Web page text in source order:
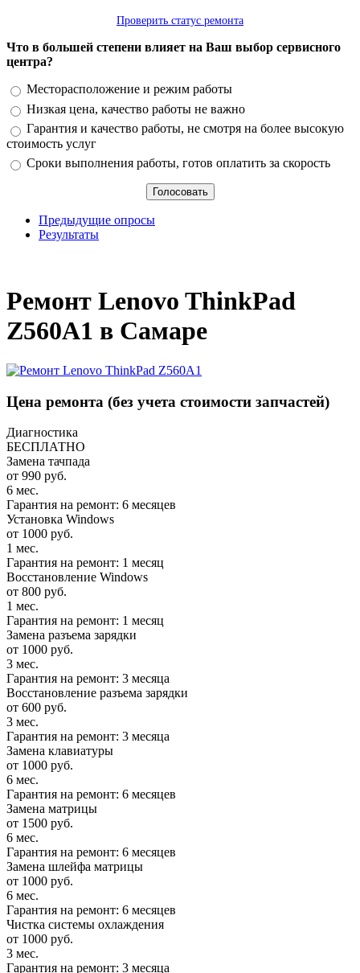
Проверить статус ремонта
Что в большей степени влияет на Ваш выбор сервисного
центра?
Варианты
Месторасположение и режим работы
Низкая цена, качество работы не важно
Гарантия и качество работы, не смотря на более высокую
стоимость услуг
Сроки выполнения работы, готов оплатить за скорость
Предыдущие опросы
Результаты
Ремонт Lenovo ThinkPad
Z560A1 в Самаре
Цена ремонта (без учета стоимости запчастей)
Диагностика
БЕСПЛАТНО
Замена тачпада
от 990 руб.
6 мес.
Гарантия на ремонт: 6 месяцев
Установка Windows
от 1000 руб.
1 мес.
Гарантия на ремонт: 1 месяц
Восстановление Windows
от 800 руб.
1 мес.
Гарантия на ремонт: 1 месяц
Замена разъема зарядки
от 1000 руб.
3 мес.
Гарантия на ремонт: 3 месяца
Восстановление разъема зарядки
от 600 руб.
3 мес.
Гарантия на ремонт: 3 месяца
Замена клавиатуры
от 1000 руб.
6 мес.
Гарантия на ремонт: 6 месяцев
Замена матрицы
от 1500 руб.
6 мес.
Гарантия на ремонт: 6 месяцев
Замена шлейфа матрицы
от 1000 руб.
6 мес.
Гарантия на ремонт: 6 месяцев
Чистка системы охлаждения
от 1000 руб.
3 мес.
Гарантия на ремонт: 3 месяца